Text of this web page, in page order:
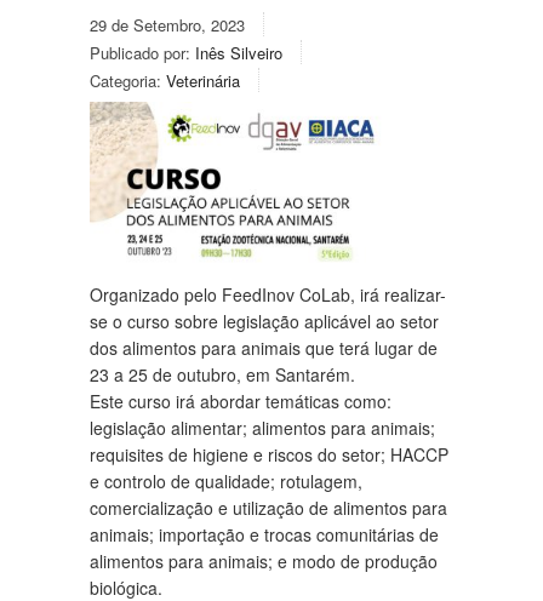
29 de Setembro, 2023
Publicado por: Inês Silveiro
Categoria: Veterinária
Organizado pelo FeedInov CoLab, irá realizar-
se o curso sobre legislação aplicável ao setor
dos alimentos para animais que terá lugar de
23 a 25 de outubro, em Santarém.
Este curso irá abordar temáticas como:
legislação alimentar; alimentos para animais;
requisites de higiene e riscos do setor; HACCP
e controlo de qualidade; rotulagem,
comercialização e utilização de alimentos para
animais; importação e trocas comunitárias de
alimentos para animais; e modo de produção
biológica.